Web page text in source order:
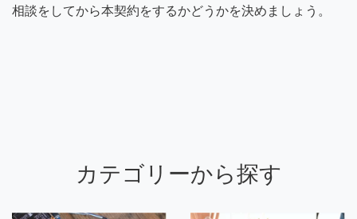
相談をしてから本契約をするかどうかを決めましょう。
カテゴリーから探す